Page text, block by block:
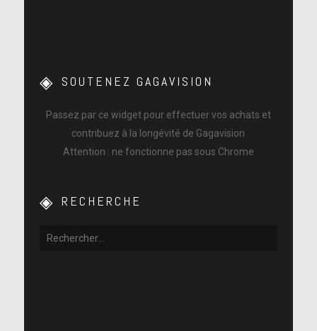
SOUTENEZ GAGAVISION
Passez par ce widget pour effectuer vos achats et
contribuez à la longévité de Gagavision
Attention : ne fonctionne pas sous Chrome
RECHERCHE